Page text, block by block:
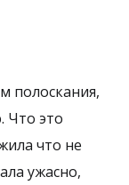
полоскания,
Что это
что не
ужасно,